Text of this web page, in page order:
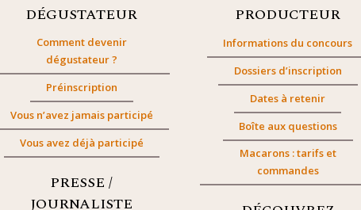
DÉGUSTATEUR
Comment devenir
dégustateur ?
Préinscription
Vous n’avez jamais participé
Vous avez déjà participé
PRESSE /
JOURNALISTE
PRODUCTEUR
Informations du concours
Dossiers d’inscription
Dates à retenir
Boîte aux questions
Macarons : tarifs et
commandes